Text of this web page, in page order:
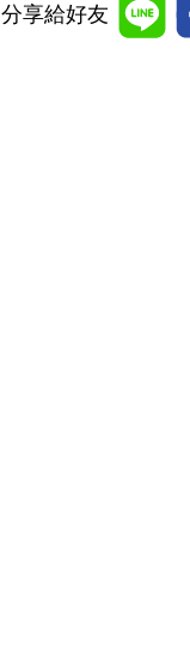
分享給好友